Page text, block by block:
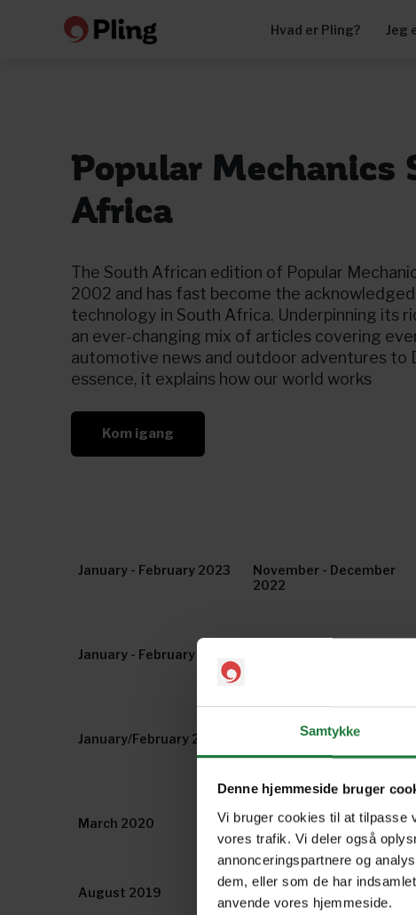
Samtykke
Denne hjemmeside bruger
Vi bruger cookies til at tilpasse
vores trafik. Vi deler også
annonceringspartnere og
dem, eller som de har
anvende vores hjemmeside.
Hvad er Pling? Jeg
Popular Mechanics
Africa
The South African edition of Popular
2002 and has fast become the
technology in South Africa. Underpinning its
an ever-changing mix of articles covering
automotive news and outdoor adventures to
essence, it explains how our world works
Kom igang
January - February 2023
November - December
2022
January - February 2022
January/February 2021
November/December
2020
March 2020 January/ February 2020
August 2019